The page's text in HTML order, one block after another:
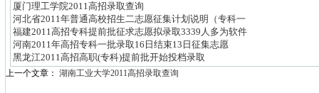
厦门理工学院2011高招录取查询
河北省2011年普通高校招生二志愿征集计划说明（专科一
福建2011高招专科提前批征求志愿拟录取3339人多为软件
河南2011年高招专科一批录取16日结束13日征集志愿
黑龙江2011高招高职(专科)提前批开始投档录取
上一个文章： 湖南工业大学2011高招录取查询